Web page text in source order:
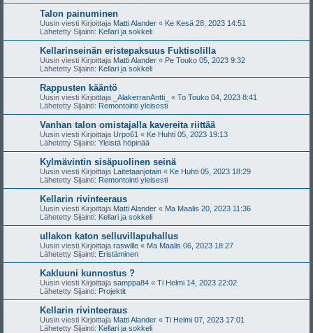
Talon painuminen
Uusin viesti Kirjoittaja Matti Alander « Ke Kesä 28, 2023 14:51
Lähetetty Sijainti: Kellari ja sokkeli
Kellarinseinän eristepaksuus Fuktisolilla
Uusin viesti Kirjoittaja Matti Alander « Pe Touko 05, 2023 9:32
Lähetetty Sijainti: Kellari ja sokkeli
Rappusten kääntö
Uusin viesti Kirjoittaja _AlakerranAntti_ « To Touko 04, 2023 8:41
Lähetetty Sijainti: Remontointi yleisesti
Vanhan talon omistajalla kavereita riittää
Uusin viesti Kirjoittaja Urpo61 « Ke Huhti 05, 2023 19:13
Lähetetty Sijainti: Yleistä höpinää
Kylmävintin sisäpuolinen seinä
Uusin viesti Kirjoittaja Laitetaanjotain « Ke Huhti 05, 2023 18:29
Lähetetty Sijainti: Remontointi yleisesti
Kellarin rivinteeraus
Uusin viesti Kirjoittaja Matti Alander « Ma Maalis 20, 2023 11:36
Lähetetty Sijainti: Kellari ja sokkeli
ullakon katon selluvillapuhallus
Uusin viesti Kirjoittaja raswille « Ma Maalis 06, 2023 18:27
Lähetetty Sijainti: Eristäminen
Kakluuni kunnostus ?
Uusin viesti Kirjoittaja samppa84 « Ti Helmi 14, 2023 22:02
Lähetetty Sijainti: Projektit
Kellarin rivinteeraus
Uusin viesti Kirjoittaja Matti Alander « Ti Helmi 07, 2023 17:01
Lähetetty Sijainti: Kellari ja sokkeli